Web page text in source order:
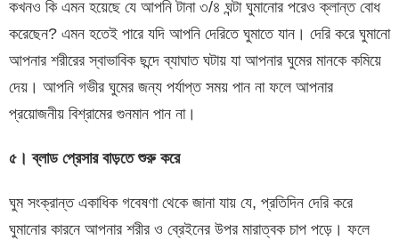
কখনও কি এমন হয়েছে যে আপনি টানা ৩/৪ ঘন্টা ঘুমানোর পরেও ক্লান্ত বোধ
করেছেন? এমন হতেই পারে যদি আপনি দেরিতে ঘুমাতে যান। দেরি করে ঘুমানো
আপনার শরীরের স্বাভাবিক ছন্দে ব্যাঘাত ঘটায় যা আপনার ঘুমের মানকে কমিয়ে
দেয়। আপনি গভীর ঘুমের জন্য পর্যাপ্ত সময় পান না ফলে আপনার
প্রয়োজনীয় বিশ্রামের গুনমান পান না।
৫। ব্লাড প্রেসার বাড়তে শুরু করে
ঘুম সংক্রান্ত একাধিক গবেষণা থেকে জানা যায় যে, প্রতিদিন দেরি করে
ঘুমানোর কারনে আপনার শরীর ও ব্রেইনের উপর মারাত্বক চাপ পড়ে। ফলে